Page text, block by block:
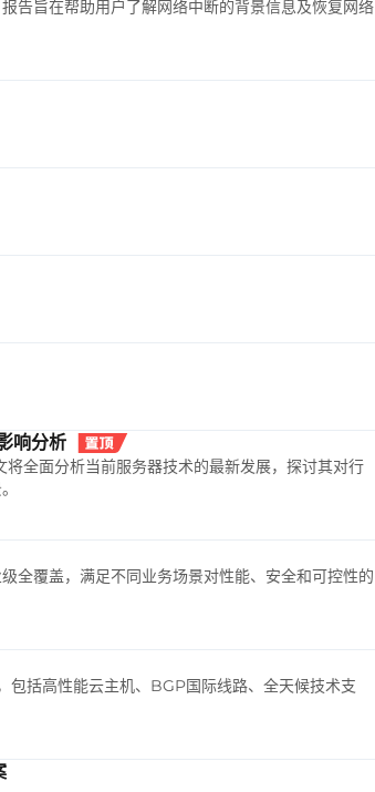
告旨在帮助用户了解网络中断的背景信息及恢复网络
响分析
全面分析当前服务器技术的最新发展，探讨其对行
全覆盖，满足不同业务场景对性能、安全和可控性的
包括高性能云主机、BGP国际线路、全天候技术支